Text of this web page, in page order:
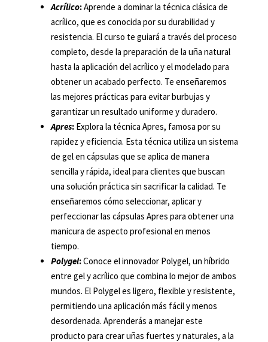
Acrílico:Aprende a dominar la técnica clásica de
acrílico, que es conocida por su durabilidad y
resistencia. El curso te guiará a través del proceso
completo, desde la preparación de la uña natural
hasta la aplicación del acrílico y el modelado para
obtener un acabado perfecto. Te enseñaremos
las mejores prácticas para evitar burbujas y
garantizar un resultado uniforme y duradero.
Apres: Explora la técnica Apres, famosa por su
rapidez y eficiencia. Esta técnica utiliza un sistema
de gel en cápsulas que se aplica de manera
sencilla y rápida, ideal para clientes que buscan
una solución práctica sin sacrificar la calidad. Te
enseñaremos cómo seleccionar, aplicar y
perfeccionar las cápsulas Apres para obtener una
manicura de aspecto profesional en menos
tiempo.
Polygel:Conoce el innovador Polygel, un híbrido
entre gel y acrílico que combina lo mejor de ambos
mundos. El Polygel es ligero, flexible y resistente,
permitiendo una aplicación más fácil y menos
desordenada. Aprenderás a manejar este
producto para crear uñas fuertes y naturales, a la